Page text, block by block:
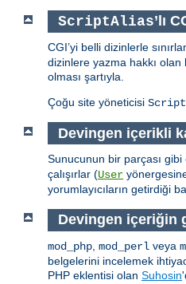
ScriptAlias’lı
CGI’yi belli dizinlerle
dizinlere yazma hakkı olan
olması şartıyla.
Çoğu site yöneticisi
Devingen içerikli
Sunucunun bir parçası gibi
çalışırlar (User
yorumlayıcıların getirdiği
Devingen içeriğin
mod_php mod_perl veya
belgelerini incelemek
PHP eklentisi olan Suhosin